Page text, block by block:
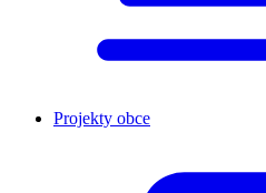
Projekty obce